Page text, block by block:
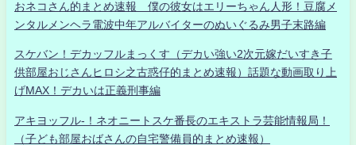
おネコさん的まとめ速報 僕の彼女はエリーちゃん人形！豆腐メ
ンタルメンヘラ電波中年アルバイターのぬいぐるみ男子末路編
スケバン！デカッフルまっくす（デカい強い2次元嫁だいすき子
供部屋おじさんヒロシ之古惑仔的まとめ速報）話題な動画取り上
げMAX！デカいは正義刑事編
アキヨッフル-！ネオニートスケ番長のエキストラ芸能情報局！
（子ども部屋おばさんの自宅警備員的まとめ速報）